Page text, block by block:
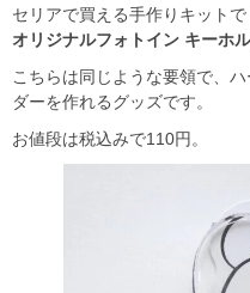
セリアで買える手作りキットで
オリジナルフォトイン キーホ
こちらは同じような要領で、
ダーを作れるグッズです。
お値段は税込みで110円。